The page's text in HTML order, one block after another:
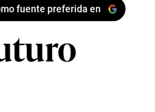
fuente preferida en